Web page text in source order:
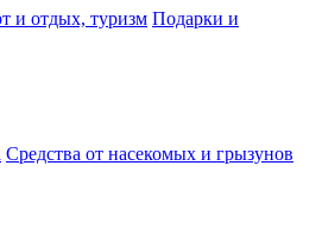
и отдых, туризм Подарки и
Средства от насекомых и грызунов